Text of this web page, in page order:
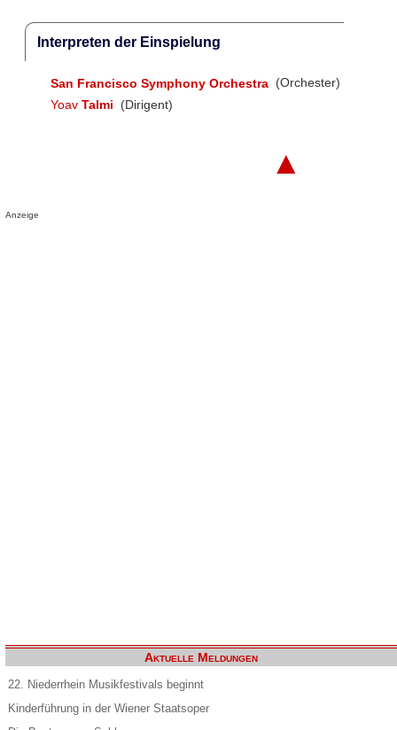
Interpreten der Einspielung
San Francisco Symphony Orchestra (Orchester)
Yoav Talmi (Dirigent)
▲
Anzeige
Aktuelle Meldungen
22. Niederrhein Musikfestivals beginnt
Kinderführung in der Wiener Staatsoper